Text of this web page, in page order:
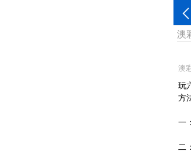
澳
澳
玩
方
一
二